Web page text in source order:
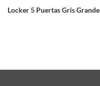
Locker 5 Puertas Gris Grande